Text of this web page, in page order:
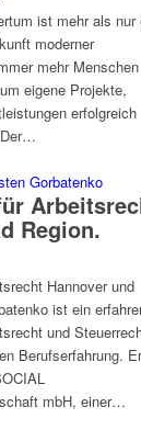
ist mehr als nur
moderner
mehr Menschen
eigene Projekte,
erfolgreich
Region.
Hannover und
ist ein
und
Berufserfahrung. Er
mbH, einer…